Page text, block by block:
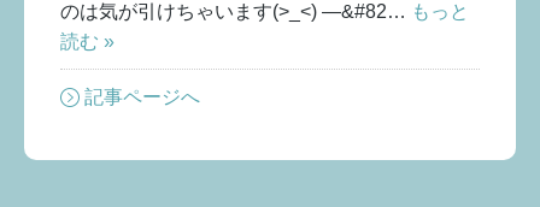
のは気が引けちゃいます(>_<) —&#82… もっと
読む »
記事ページへ